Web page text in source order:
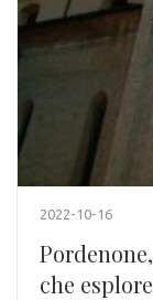
2022-10-16
che